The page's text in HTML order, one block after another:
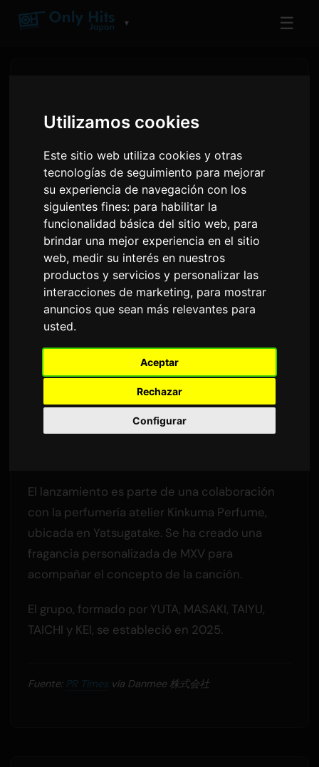
Utilizamos cookies
Este sitio web utiliza cookies y otras
tecnologías de seguimiento para mejorar
su experiencia de navegación con los
siguientes fines: para habilitar la
funcionalidad básica del sitio web, para
brindar una mejor experiencia en el sitio
web, medir su interés en nuestros
productos y servicios y personalizar las
interacciones de marketing, para mostrar
anuncios que sean más relevantes para
usted.
Aceptar
Rechazar
Configurar
▼ ☰
MXV debuta en Nippon
Columbia con 'Perfume'
PorSam 4 junio 2026
Traducido del inglés
El primer sencillo 'Perfume' se lanzó el 3 de
junio bajo Nippon Columbia.
La canción fue escrita, compuesta y arreglada
El lanzamiento es parte de una colaboración
con la perfumería atelier Kinkuma Perfume,
ubicada en Yatsugatake. Se ha creado una
fragancia personalizada de MXV para
acompañar el concepto de la canción.
El grupo, formado por YUTA, MASAKI, TAIYU,
TAICHI y KEI, se estableció en 2025.
Fuente: PR Timesvía Danmee 株式会社